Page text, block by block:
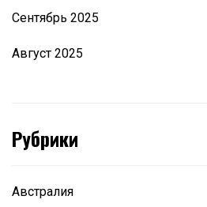
Сентябрь 2025
Август 2025
Рубрики
Австралия